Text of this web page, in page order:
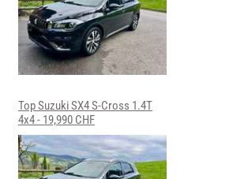
Top Suzuki SX4 S-Cross 1.4T
4x4 - 19,990 CHF